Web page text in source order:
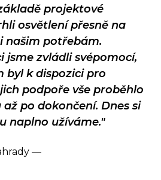
projektové
osvětlení přesně na
našim potřebám.
jsme zvládli svépomocí,
byl k dispozici pro
podpoře vše proběhlo
po dokončení. Dnes si
naplno užíváme."
—